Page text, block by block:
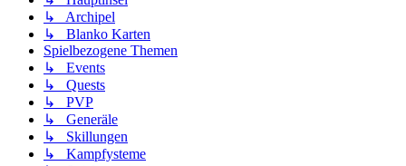
↳ Archipel
↳ Blanko Karten
Spielbezogene Themen
↳ Events
↳ Quests
↳ PVP
↳ Generäle
↳ Skillungen
↳ Kampfysteme